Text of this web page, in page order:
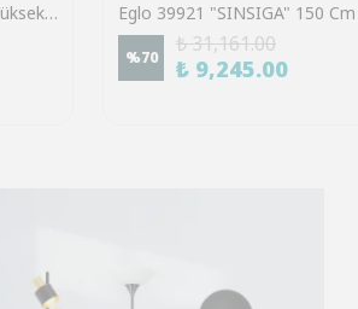
Eglo 43614 "LACEY" 159,5 Cm Yüksekliğinde Çelik, Ahşap Köşe Lambası Lambader
%70
₺ 31,161.00
₺ 9,245.00